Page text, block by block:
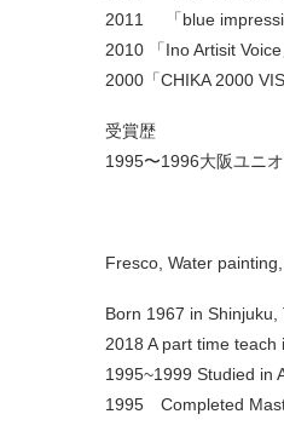
2011 「blue
2010 「Ino Artisit
2000「CHIKA 2000
受賞歴
1995〜1996大阪ユニ
Fresco, Water
Born 1967 in Shinjuku,
2018 A part time teach
1995~1999 Studied in
1995 Completed